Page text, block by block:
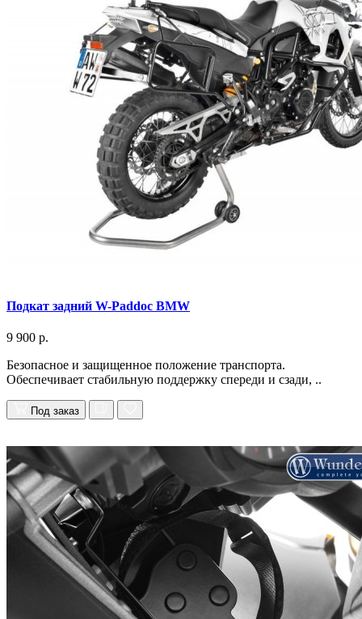
Подкат задний W-Paddoc BMW
9 900 р.
Безопасное и защищенное положение транспорта.
Обеспечивает стабильную поддержку спереди и сзади, ..
Под заказ